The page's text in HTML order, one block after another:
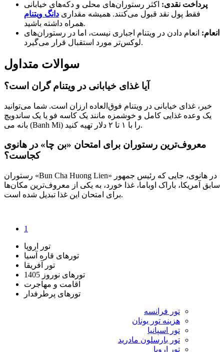
پرداخت نقدی: اکثر رستوران‌های محلی و دکه‌های خیابانی
فقط پول نقد قبول می‌کنند. همیشه مقداری دانگ ویتنام
همراه داشته باشید.
انعام: انعام دادن در ویتنام اجباری نیست، اما در رستوران‌های
لوکس‌تر مورد استقبال قرار می‌گیرد.
سوالات متداول
آیا غذای خیابانی در ویتنام گران است؟
خیر، غذای خیابانی در ویتنام فوق‌العاده ارزان است. شما می‌توانید
یک وعده غذایی کامل و خوشمزه مانند یک کاسه فو یا یک ساندویچ
بانه می (Banh Mi) را با ۱ تا ۲ دلار تهیه کنید.
معروف‌ترین رستوران برای امتحان «بن چا» در هانوی
کجاست؟
رستوران «Bun Cha Huong Lien» در هانوی، جایی که رئیس جمهور
سابق آمریکا، باراک اوباما، غذا خورد، به یکی از معروف‌ترین مکان‌ها
برای امتحان این غذا تبدیل شده است.
1
تور اروپا
تورهای قاره آسیا
تور آفریقا
تورهای نوروز 1405
اقامت و مهاجرت
تورهای پرطرفدار
تور فرانسه
هزینه تور یونان
تور اسپانیا
تور بارسلون مادرید
تور اروپا